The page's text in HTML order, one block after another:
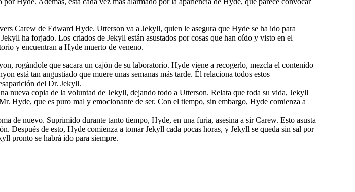
Carew de Edward Hyde. Utterson va a Jekyll, quien le asegura que Hyde se ha ido para
ha forjado. Los criados de Jekyll están asustados por cosas que han oído y visto en el
y encuentran a Hyde muerto de veneno.
rogándole que sacara un cajón de su laboratorio. Hyde viene a recogerlo, mezcla el contenido
está tan angustiado que muere unas semanas más tarde. Él relaciona todos estos
del Dr. Jekyll.
nueva copia de la voluntad de Jekyll, dejando todo a Utterson. Relata que toda su vida, Jekyll
Hyde, que es puro mal y emocionante de ser. Con el tiempo, sin embargo, Hyde comienza a
de nuevo. Suprimido durante tanto tiempo, Hyde, en una furia, asesina a sir Carew. Esto asusta
Después de esto, Hyde comienza a tomar Jekyll cada pocas horas, y Jekyll se queda sin sal por
pronto se habrá ido para siempre.